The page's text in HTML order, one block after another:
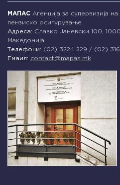
МАПАС Агенција за супервизија
пензиско осигурување
Адреса: Славко Јаневски 100,
Македонија
Телефони: (02) 3224 229 / (02)
Емаил: contact@mapas.mk